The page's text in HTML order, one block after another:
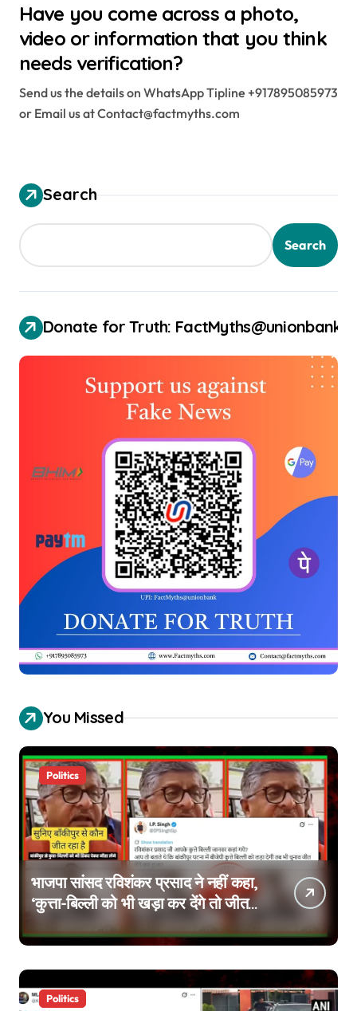
Have you come across a photo,
video or information that you think
needs verification?
Send us the details on WhatsApp Tipline +917895085973
or Email us at Contact@factmyths.com
Search
Search
Donate for Truth: FactMyths@unionbank
You Missed
Politics
भाजपा सांसद रविशंकर प्रसाद ने नहीं कहा,
‘कुत्ता-बिल्ली को भी खड़ा कर देंगे तो जीत
जाएंगे’, वायरल वीडियो एडिटेड है
Politics